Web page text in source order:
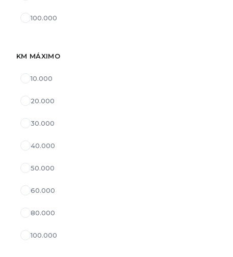
100.000
KM MÁXIMO
10.000
20.000
30.000
40.000
50.000
60.000
80.000
100.000